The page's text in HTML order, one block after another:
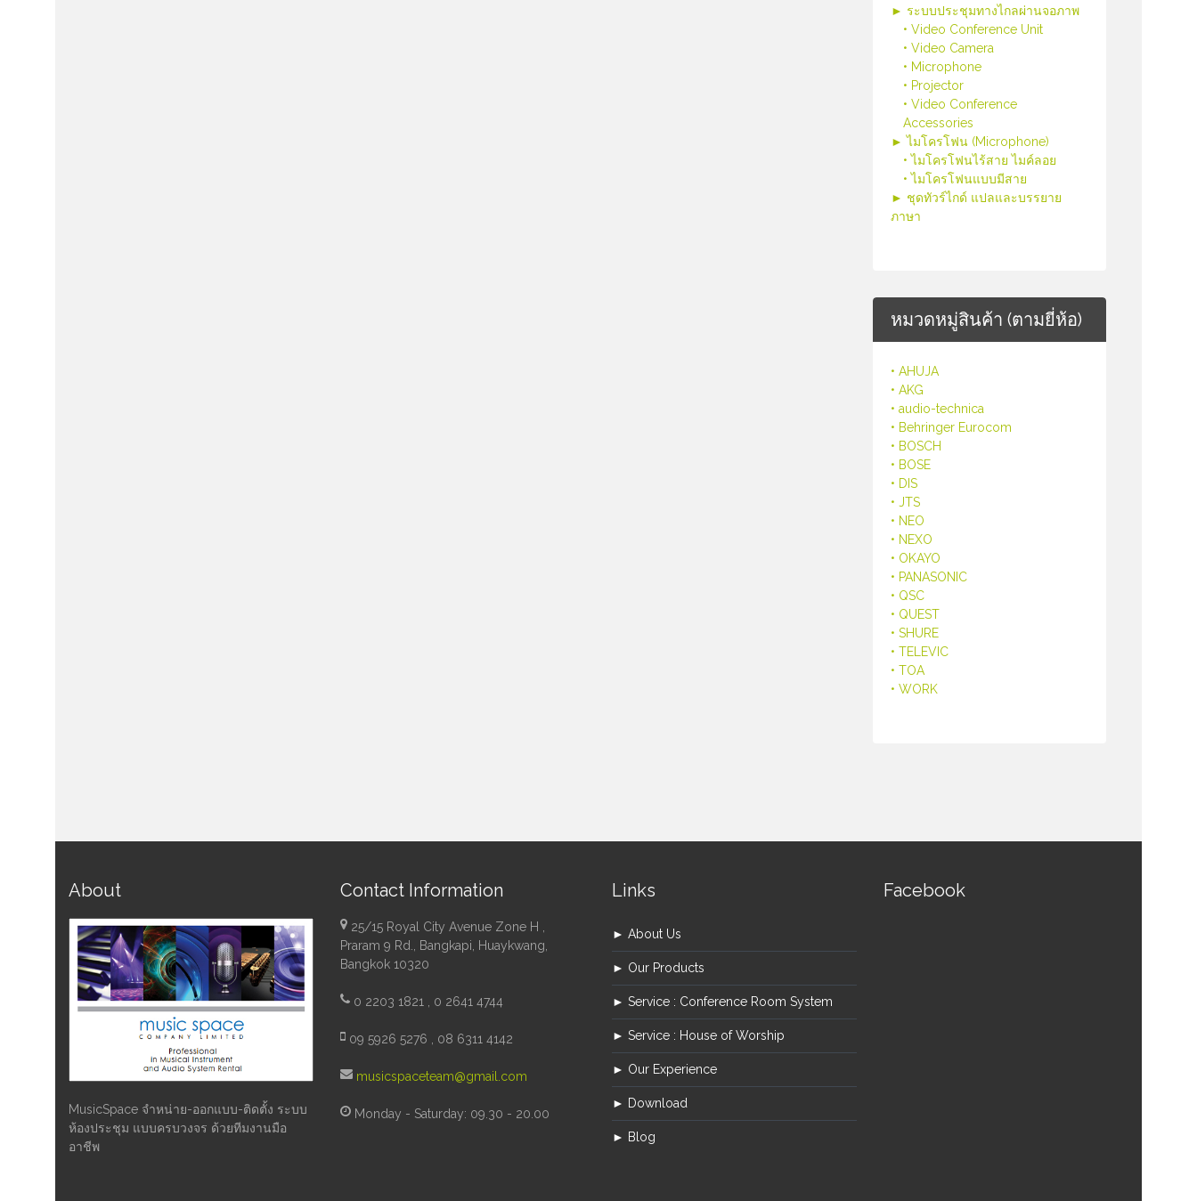
► ระบบประชุมทางไกลผ่านจอภาพ
• Video Conference Unit
• Video Camera
• Microphone
• Projector
• Video Conference
Accessories
► ไมโครโฟน (Microphone)
• ไมโครโฟนไร้สาย ไมค์ลอย
• ไมโครโฟนแบบมีสาย
► ชุดทัวร์ไกด์ แปลและบรรยาย
ภาษา
หมวดหมู่สินค้า (ตามยี่ห้อ)
• AHUJA
• AKG
• audio-technica
• Behringer Eurocom
• BOSCH
• BOSE
• DIS
• JTS
• NEO
• NEXO
• OKAYO
• PANASONIC
• QSC
• QUEST
• SHURE
• TELEVIC
• TOA
• WORK
About
MusicSpace จำหน่าย-ออกแบบ-ติดตั้ง ระบบ
ห้องประชุม แบบครบวงจร ด้วยทีมงานมือ
อาชีพ
Contact Information
25/15 Royal City Avenue Zone H ,
Praram 9 Rd., Bangkapi, Huaykwang,
Bangkok 10320
0 2203 1821 , 0 2641 4744
09 5926 5276 , 08 6311 4142
musicspaceteam@gmail.com
Monday - Saturday: 09.30 - 20.00
Links
► About Us
► Our Products
► Service : Conference Room System
► Service : House of Worship
► Our Experience
► Download
► Blog
Facebook